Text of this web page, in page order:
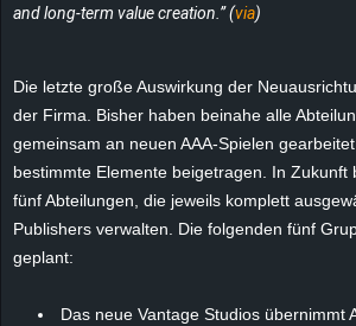
and long-term value creation.” (via)
Die letzte große Auswirkung der
der Firma. Bisher haben beinahe alle
gemeinsam an neuen AAA-Spielen
bestimmte Elemente beigetragen. In Zukunft
fünf Abteilungen, die jeweils komplett
Publishers verwalten. Die folgenden fünf
geplant:
Das neue Vantage Studios übernimmt